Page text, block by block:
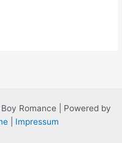
Romance | Powered by
| Impressum